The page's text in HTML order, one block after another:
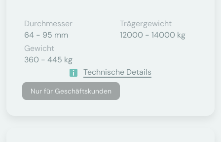
Durchmesser
64 - 95 mm
Trägergewicht
12000 - 14000 kg
Gewicht
360 - 445 kg
Technische Details
Nur für Geschäftskunden